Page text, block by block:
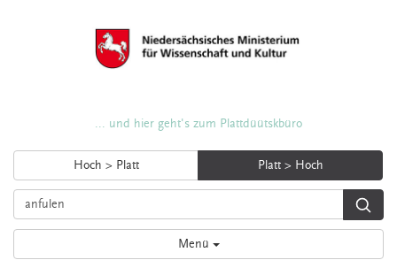
... und hier geht's zum Plattdüütskbüro
Hoch > Platt Platt > Hoch
Menü